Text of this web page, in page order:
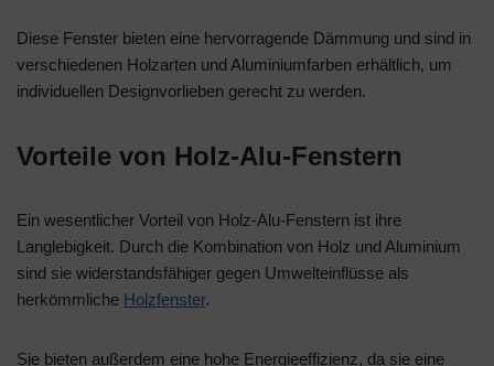
Diese Fenster bieten eine hervorragende Dämmung und sind in
verschiedenen Holzarten und Aluminiumfarben erhältlich, um
individuellen Designvorlieben gerecht zu werden.
Vorteile von Holz-Alu-Fenstern
Ein wesentlicher Vorteil von Holz-Alu-Fenstern ist ihre
Langlebigkeit. Durch die Kombination von Holz und Aluminium
sind sie widerstandsfähiger gegen Umwelteinflüsse als
herkömmliche Holzfenster.
Sie bieten außerdem eine hohe Energieeffizienz, da sie eine